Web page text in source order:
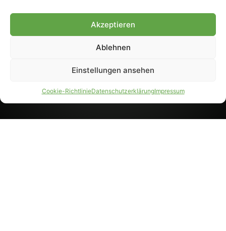
Akzeptieren
Ablehnen
Einstellungen ansehen
Cookie-RichtlinieDatenschutzerklärungImpressum
Weiterverarbeitung, auch
Genehmigung.
PARTNER WERDEN
AGB